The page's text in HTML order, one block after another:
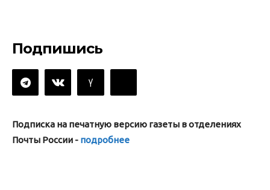
Подпишись
Подписка на печатную версию газеты в отделениях
Почты России - подробнее